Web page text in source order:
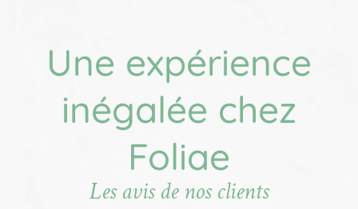
Une expérience
inégalée chez
Foliae
Les avis de nos clients